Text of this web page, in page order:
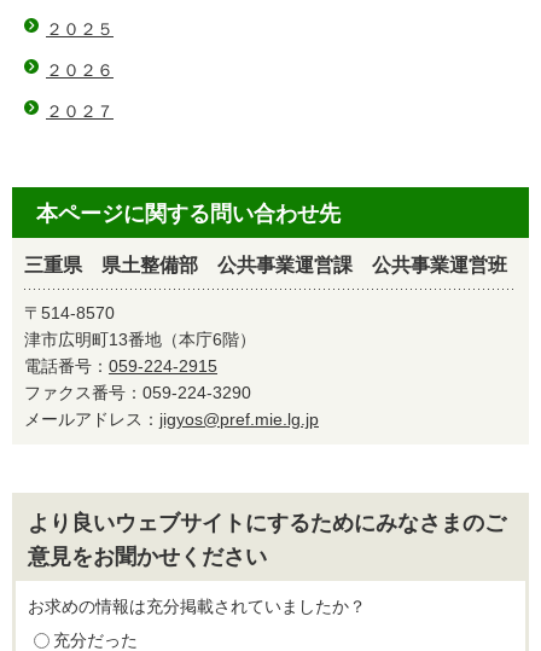
２０２５
２０２６
２０２７
本ページに関する問い合わせ先
三重県 県土整備部 公共事業運営課 公共事業運営班
〒514-8570
津市広明町13番地（本庁6階）
電話番号： 059-224-2915
ファクス番号：059-224-3290
メールアドレス： jigyos@pref.mie.lg.jp
より良いウェブサイトにするためにみなさまのご
意見をお聞かせください
お求めの情報は充分掲載されていましたか？
充分だった